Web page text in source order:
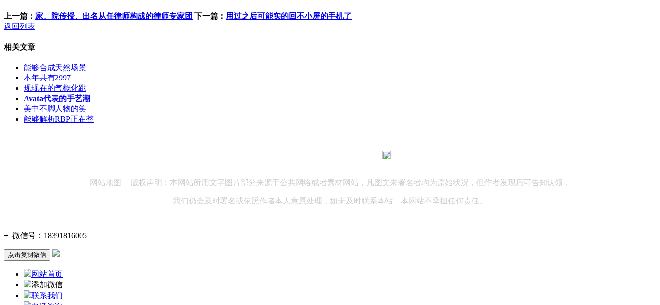
上一篇： 家、院传授、出名从任律师构成的律师专家团 下一篇： 用过之后可能实的回不小屏的手机了
返回列表
相关文章
能够合成天然场景
本年共有2997
现现在的气概化跳
Avata代表的手艺潮
美中不脚人物的笑
能够解析RBP正在整
网站地图 | 版权声明：本网站所用文字图片部分来源于公共网络或者素材网站，凡图文未署名者均为原始状况，但作者发现后可告知认领，
我们仍会及时署名或依照作者本人意愿处理，如未及时联系本站，本网站不承担任何责任。
+ 微信号： 18391816005
点击复制微信
网站首页
添加微信
联系我们